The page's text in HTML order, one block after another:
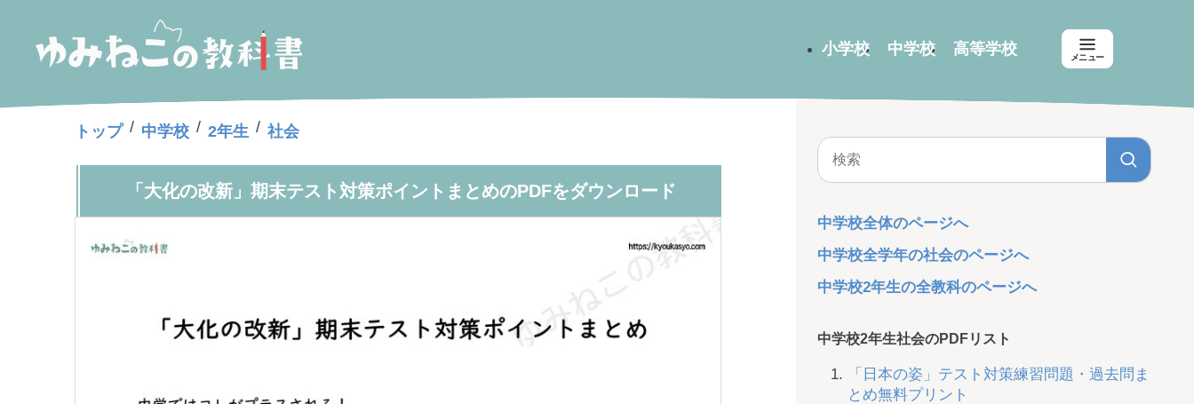
小学校 中学校 高等学校 メニュー
トップ / 中学校 / 2年生 / 社会
「大化の改新」期末テスト対策ポイントまとめのPDFをダウンロード
中学校全体のページへ
中学校全学年の社会のページへ
中学校2年生の全教科のページへ
中学校2年生社会のPDFリスト
「日本の姿」テスト対策練習問題・過去問ま
とめ無料プリント